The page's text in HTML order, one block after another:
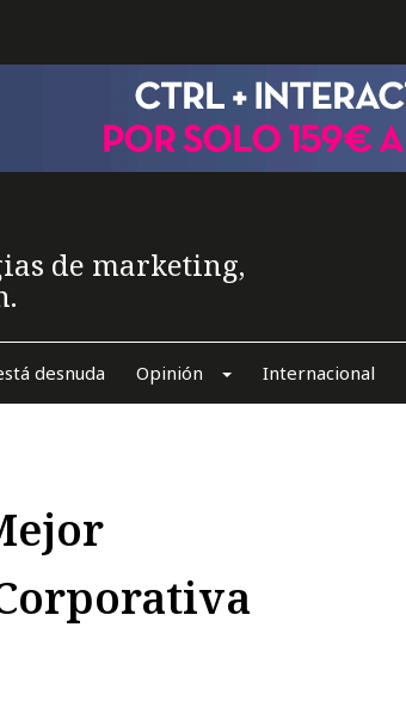
de marketing,
desnuda Opinión Internacional